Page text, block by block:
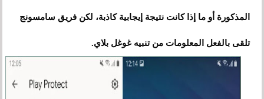
المذكورة أو ما إذا كانت نتيجة إيجابية كاذبة، لكن فريق سامسونج
تلقى بالفعل المعلومات من تنبيه غوغل بلاي.